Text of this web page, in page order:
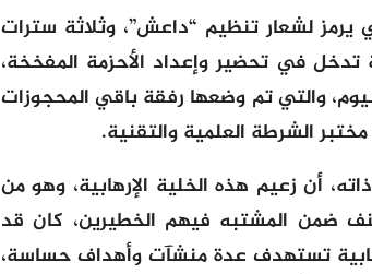
لشعار تنظيم “داعش”، وثلاثة سترات
في تحضير وإعداد الأحزمة المفخخة،
والتي تم وضعها رفقة باقي المحجوزات
الشرطة العلمية والتقنية.
أن زعيم هذه الخلية الإرهابية، وهو من
ضمن المشتبه فيهم الخطيرين، كان قد
تستهدف عدة منشآت وأهداف حساسة،